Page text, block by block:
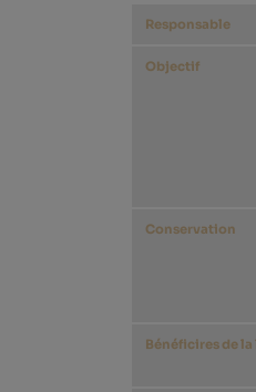
Responsable
Objectif
Conservation
Bénéficires de